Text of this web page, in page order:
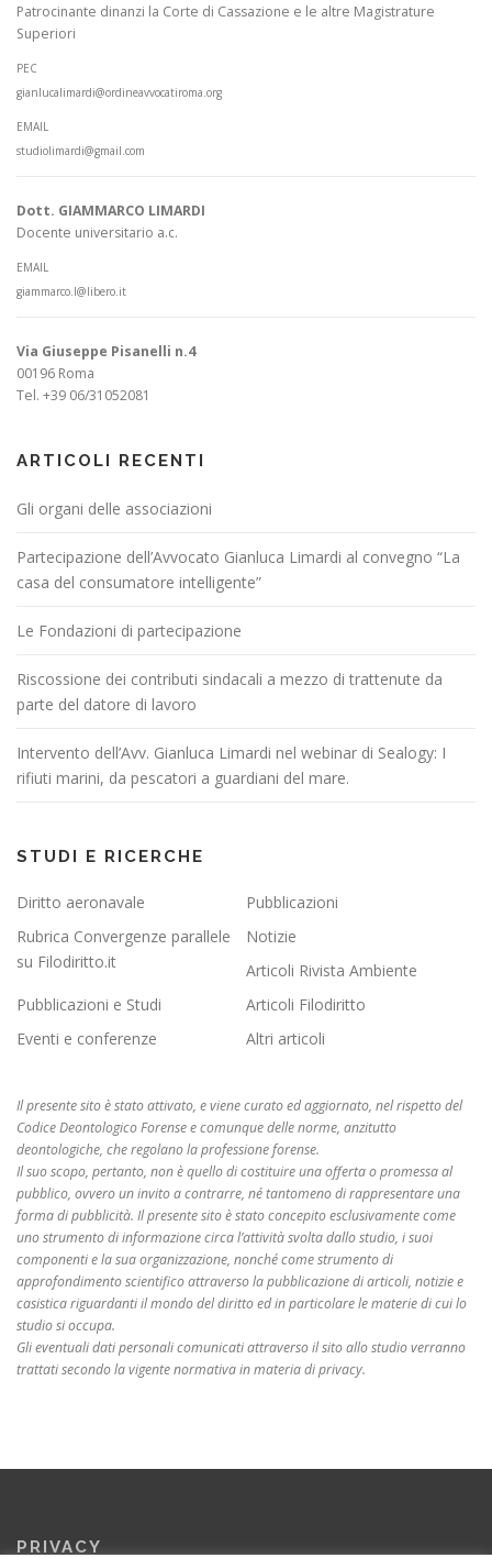
Patrocinante dinanzi la Corte di Cassazione e le altre Magistrature
Superiori
PEC
gianlucalimardi@ordineavvocatiroma.org
EMAIL
studiolimardi@gmail.com
Dott. GIAMMARCO LIMARDI
Docente universitario a.c.
EMAIL
giammarco.l@libero.it
Via Giuseppe Pisanelli n.4
00196 Roma
Tel. +39 06/31052081
ARTICOLI RECENTI
Gli organi delle associazioni
Partecipazione dell’Avvocato Gianluca Limardi al convegno “La
casa del consumatore intelligente”
Le Fondazioni di partecipazione
Riscossione dei contributi sindacali a mezzo di trattenute da
parte del datore di lavoro
Intervento dell’Avv. Gianluca Limardi nel webinar di Sealogy: I
rifiuti marini, da pescatori a guardiani del mare.
STUDI E RICERCHE
Diritto aeronavale
Pubblicazioni
Rubrica Convergenze parallele
su Filodiritto.it
Notizie
Articoli Rivista Ambiente
Pubblicazioni e Studi
Articoli Filodiritto
Eventi e conferenze
Altri articoli
Il presente sito è stato attivato, e viene curato ed aggiornato, nel rispetto del
Codice Deontologico Forense e comunque delle norme, anzitutto
deontologiche, che regolano la professione forense.
Il suo scopo, pertanto, non è quello di costituire una offerta o promessa al
pubblico, ovvero un invito a contrarre, né tantomeno di rappresentare una
forma di pubblicità. Il presente sito è stato concepito esclusivamente come
uno strumento di informazione circa l’attività svolta dallo studio, i suoi
componenti e la sua organizzazione, nonché come strumento di
approfondimento scientifico attraverso la pubblicazione di articoli, notizie e
casistica riguardanti il mondo del diritto ed in particolare le materie di cui lo
studio si occupa.
Gli eventuali dati personali comunicati attraverso il sito allo studio verranno
trattati secondo la vigente normativa in materia di privacy.
PRIVACY